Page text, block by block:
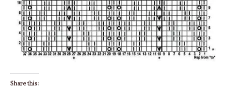
Share this: